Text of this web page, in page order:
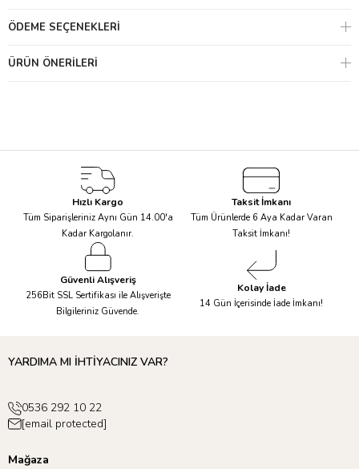
Magna-Tiles çocuklarınıza saatlerce süren yaratıcı, özgür ve
hayal gücü ile dolu bir oyun oynamaya ortam hazırlar.
Çocuklarınız bu set ile hayal edebildikleri her şeyi yaratabilirler!
ÖDEME SEÇENEKLERI
ÜRÜN ÖNERILERI
Hızlı Kargo
Tüm Siparişleriniz Aynı Gün 14.00'a
Kadar Kargolanır.
Taksit İmkanı
Tüm Ürünlerde 6 Aya Kadar Varan
Taksit İmkanı!
Güvenli Alışveriş
256Bit SSL Sertifikası ile Alışverişte
Bilgileriniz Güvende.
Kolay İade
14 Gün İçerisinde İade İmkanı!
YARDIMA MI İHTİYACINIZ VAR?
0536 292 10 22
[email protected]
Mağaza